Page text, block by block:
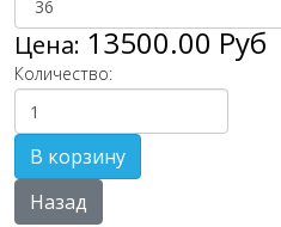
Цена: 13500.00 Руб
Количество: